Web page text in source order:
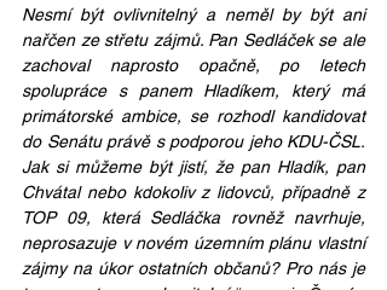
Nesmí být ovlivnitelný a neměl by být ani
nařčen ze střetu zájmů. Pan Sedláček se ale
zachoval naprosto opačně, po letech
spolupráce s panem Hladíkem, který má
primátorské ambice, se rozhodl kandidovat
do Senátu právě s podporou jeho KDU-ČSL.
Jak si můžeme být jistí, že pan Hladík, pan
Chvátal nebo kdokoliv z lidovců, případně z
TOP 09, která Sedláčka rovněž navrhuje,
neprosazuje v novém územním plánu vlastní
zájmy na úkor ostatních občanů? Pro nás je